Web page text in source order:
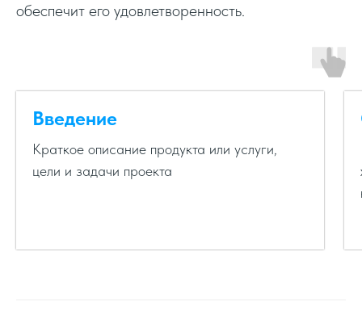
обеспечит его удовлетворенность.
Введение
Краткое описание продукта или услуги,
цели и задачи проекта